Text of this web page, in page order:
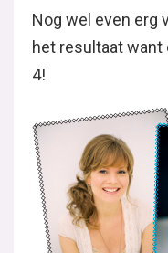
Nog wel even erg
het resultaat want
4!